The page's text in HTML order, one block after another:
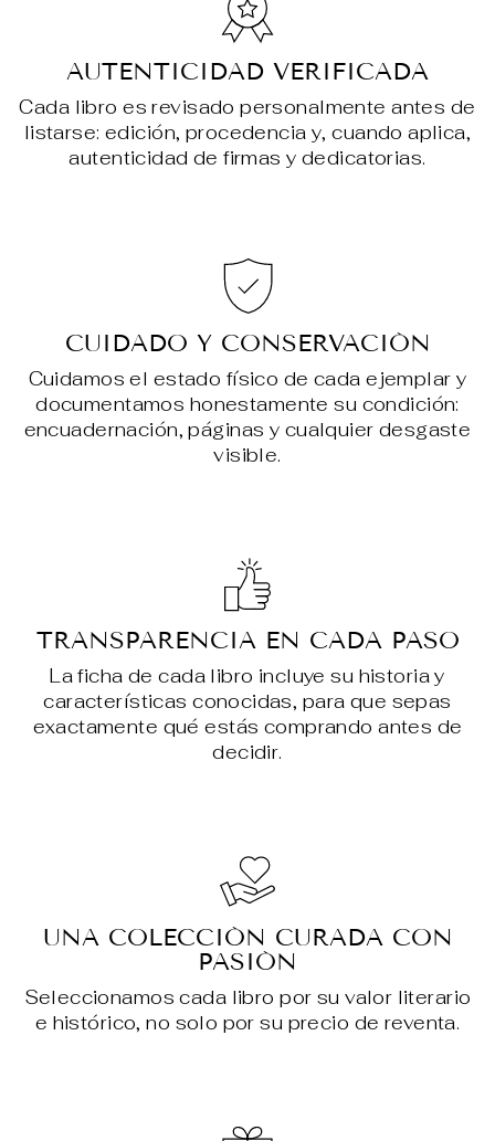
AUTENTICIDAD VERIFICADA
Cada libro es revisado personalmente antes de
listarse: edición, procedencia y, cuando aplica,
autenticidad de firmas y dedicatorias.
CUIDADO Y CONSERVACIÓN
Cuidamos el estado físico de cada ejemplar y
documentamos honestamente su condición:
encuadernación, páginas y cualquier desgaste
visible.
TRANSPARENCIA EN CADA PASO
La ficha de cada libro incluye su historia y
características conocidas, para que sepas
exactamente qué estás comprando antes de
decidir.
UNA COLECCIÓN CURADA CON
PASIÓN
Seleccionamos cada libro por su valor literario
e histórico, no solo por su precio de reventa.